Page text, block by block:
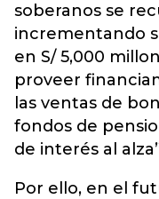
soberanos se
incrementando
en S/ 5,000
proveer
las ventas de
fondos de
de interés al
Por ello, en el